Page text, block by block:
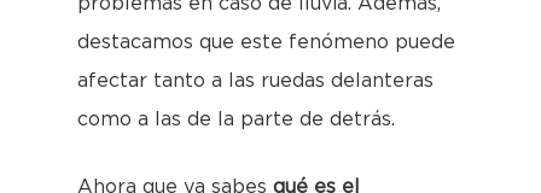
destacamos que este fenómeno puede
afectar tanto a las ruedas delanteras
como a las de la parte de detrás.
Ahora que ya sabes qué es el